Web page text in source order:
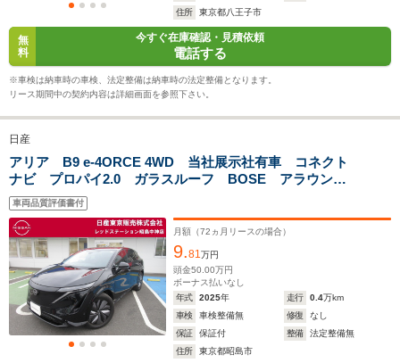
WLTCモード
燃費
駆動方式 FF、4WD
-
FF、4WD
住所
東京都八王子市
無
料
今すぐ在庫確認・見積依頼
電話する
※車検は納車時の車検、法定整備は納車時の法定整備となります。
リース期間中の契約内容は詳細画面を参照下さい。
日産
アリア B9 e-4ORCE 4WD 当社展示社有車 コネクト
ナビ プロパイ2.0 ガラスルーフ BOSE アラウンド
ビューモニター
車両品質評価書付
月額（72 ヵ月リースの場合）
9.81 万円
頭金50.00万円
ボーナス払いなし
年式
2025年 走行 0.4万km
車検
車検整備無 修復
なし
保証
保証付 整備
法定整備無
住所
東京都昭島市